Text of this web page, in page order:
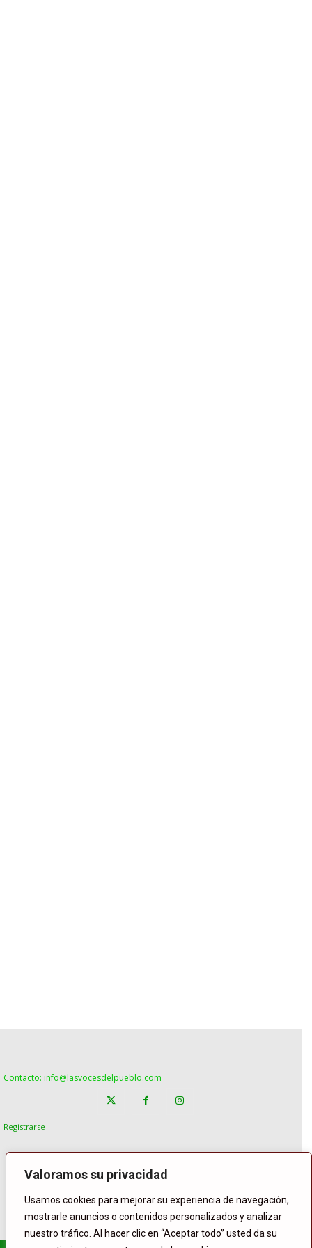
Valoramos su privacidad
Usamos cookies para mejorar su experiencia de navegación,
mostrarle anuncios o contenidos personalizados y analizar
nuestro tráfico. Al hacer clic en “Aceptar todo” usted da su
Contacto: info@lasvocesdelpueblo.com
Registrarse